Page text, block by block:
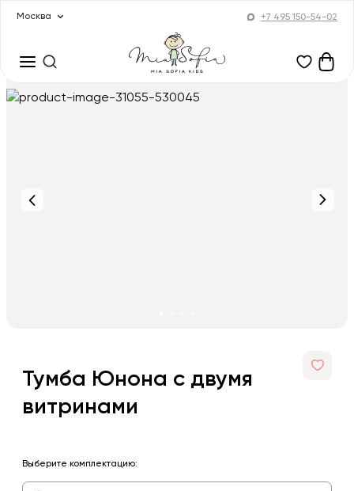
Москва +7 495 150-54-02
Тумба Юнона с двумя
витринами
Выберите комплектацию: